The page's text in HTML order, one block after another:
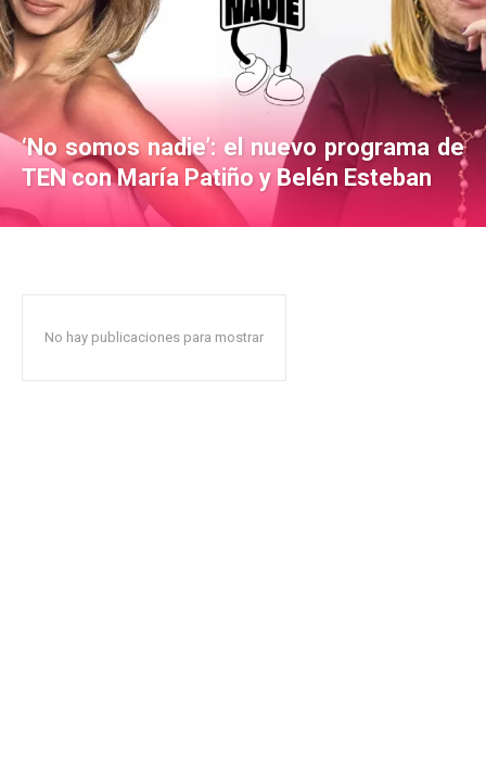
‘No somos nadie’: el nuevo programa de
TEN con María Patiño y Belén Esteban
No hay publicaciones para mostrar